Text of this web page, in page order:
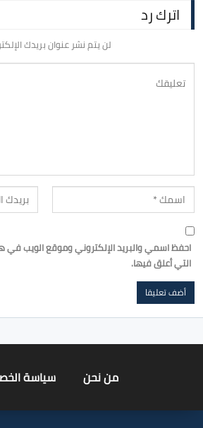
اترك رد
لن يتم نشر عنوان بريدك
احفظ اسمي والبريد الإلكتروني وموقع الويب في
التي أعلق فيها.
من نحن سياسة